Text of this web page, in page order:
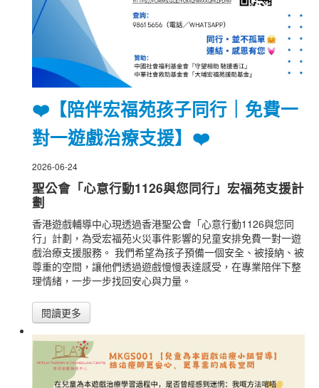
❤️【陪伴宏福苑孩子同行｜免費一
對一遊戲治療支援】❤️
2026-06-24
聖公會「心意行動1126與您同行」宏福苑支援計
劃
香港遊戲輔導中心現透過香港聖公會「心意行動1126與您同
行」計劃，為受宏福苑火災事件影響的兒童安排免費一對一遊
戲治療支援服務。 我們希望為孩子預備一個安全、被接納、被
尊重的空間，讓他們透過遊戲慢慢表達感受，在專業陪伴下整
理情緒，一步一步找回安心與力量。
閱讀更多